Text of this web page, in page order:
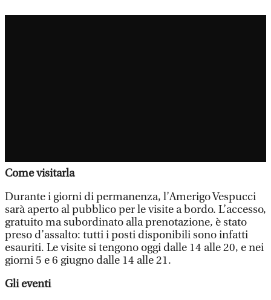
Come visitarla
Durante i giorni di permanenza, l’Amerigo Vespucci
sarà aperto al pubblico per le visite a bordo. L’accesso,
gratuito ma subordinato alla prenotazione, è stato
preso d’assalto: tutti i posti disponibili sono infatti
esauriti. Le visite si tengono oggi dalle 14 alle 20, e nei
giorni 5 e 6 giugno dalle 14 alle 21.
Gli eventi